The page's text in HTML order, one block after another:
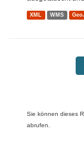
XML WMS
Sie können dieses
abrufen.